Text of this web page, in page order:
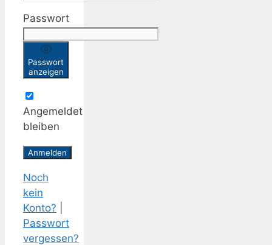
Passwort
Passwort
anzeigen
Angemeldet
bleiben
Noch
kein
Konto?
Passwort
vergessen?